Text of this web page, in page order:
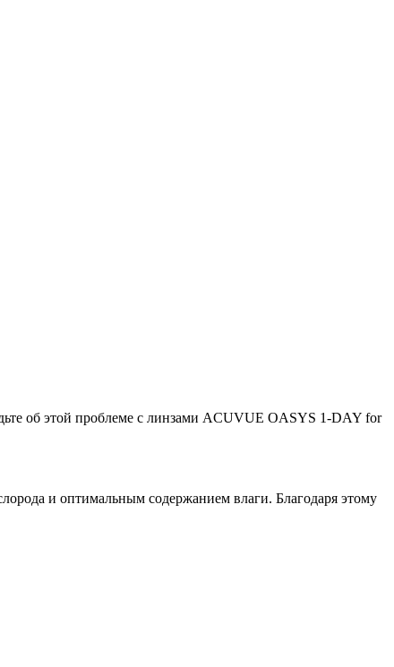
об этой проблеме с линзами ACUVUE OASYS 1-DAY for
и оптимальным содержанием влаги. Благодаря этому